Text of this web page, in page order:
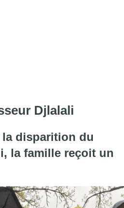
Djlalali
disparition du
la famille reçoit un